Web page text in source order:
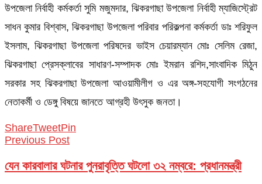
উপজেলা নির্বাহী কর্মকর্তা সুমি মজুমদার, ঝিকরগাছা উপজেলা নির্বাহী ম্যাজিস্ট্রেট
সাধন কুমার বিশ্বাস, ঝিকরগাছা উপজেলা পরিবার পরিকল্পনা কর্মকর্তা ডাঃ শরিফুল
ইসলাম, ঝিকরগাছা উপজেলা পরিষদের ভাইস চেয়ারম্যান মোঃ সেলিম রেজা,
ঝিকরগাছা প্রেসক্লাবের সাধারণ-সম্পাদক মোঃ ইমরান রশিদ,সাংবাদিক মিঠুন
সরকার সহ ঝিকরগাছা উপজেলা আওয়ামীলীগ ও এর অঙ্গ-সহযোগী সংগঠনের
নেতাকর্মী ও ডেঙ্গু বিষয়ে জানতে আগ্রহী উৎসুক জনতা।
ShareTweetPin
Previous Post
যেন কারবালার ঘটনার পুনরাবৃত্তি ঘটলো ৩২ নম্বরে: প্রধানমন্ত্রী